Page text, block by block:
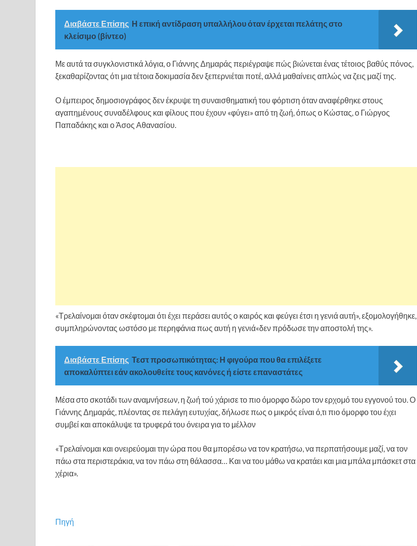
Διαβάστε Επίσης Η επική αντίδραση υπαλλήλου όταν έρχεται πελάτης στο
κλείσιμο (βίντεο)
Με αυτά τα συγκλονιστικά λόγια, ο Γιάννης Δημαράς περιέγραψε πώς βιώνεται ένας τέτοιος βαθύς πόνος,
ξεκαθαρίζοντας ότι μια τέτοια δοκιμασία δεν ξεπερνιέται ποτέ, αλλά μαθαίνεις απλώς να ζεις μαζί της.
Ο έμπειρος δημοσιογράφος δεν έκρυψε τη συναισθηματική του φόρτιση όταν αναφέρθηκε στους
αγαπημένους συναδέλφους και φίλους που έχουν «φύγει» από τη ζωή, όπως ο Κώστας, ο Γιώργος
Παπαδάκης και ο Άσος Αθανασίου.
«Τρελαίνομαι όταν σκέφτομαι ότι έχει περάσει αυτός ο καιρός και φεύγει έτσι η γενιά αυτή», εξομολογήθηκε,
συμπληρώνοντας ωστόσο με περηφάνια πως αυτή η γενιά«δεν πρόδωσε την αποστολή της».
Διαβάστε Επίσης Τεστ προσωπικότητας: Η φιγούρα που θα επιλέξετε
αποκαλύπτει εάν ακολουθείτε τους κανόνες ή είστε επαναστάτες
Μέσα στο σκοτάδι των αναμνήσεων, η ζωή τού χάρισε το πιο όμορφο δώρο τον ερχομό του εγγονού του. Ο
Γιάννης Δημαράς, πλέοντας σε πελάγη ευτυχίας, δήλωσε πως ο μικρός είναι ό,τι πιο όμορφο του έχει
συμβεί και αποκάλυψε τα τρυφερά του όνειρα για το μέλλον
«Τρελαίνομαι και ονειρεύομαι την ώρα που θα μπορέσω να τον κρατήσω, να περπατήσουμε μαζί, να τον
πάω στα περιστεράκια, να τον πάω στη θάλασσα… Και να του μάθω να κρατάει και μια μπάλα μπάσκετ στα
χέρια».
Πηγή